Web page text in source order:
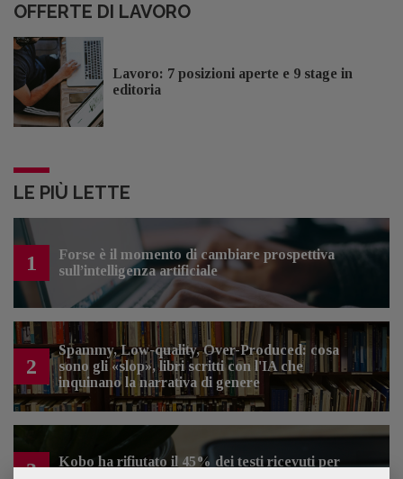
OFFERTE DI LAVORO
Lavoro: 7 posizioni aperte e 9 stage in
editoria
LE PIÙ LETTE
1
Forse è il momento di cambiare prospettiva
sull’intelligenza artificiale
2
Spammy, Low-quality, Over-Produced: cosa
sono gli «slop», libri scritti con l'IA che
inquinano la narrativa di genere
3
Kobo ha rifiutato il 45% dei testi ricevuti per